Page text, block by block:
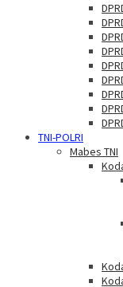
TNI-POLRI
Mabes TNI